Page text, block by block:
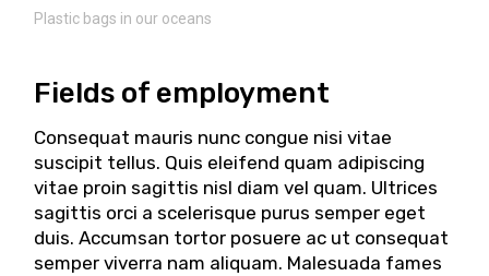
Plastic bags in our oceans
Fields of employment
Consequat mauris nunc congue nisi vitae
suscipit tellus. Quis eleifend quam adipiscing
vitae proin sagittis nisl diam vel quam. Ultrices
sagittis orci a scelerisque purus semper eget
duis. Accumsan tortor posuere ac ut consequat
semper viverra nam aliquam. Malesuada fames